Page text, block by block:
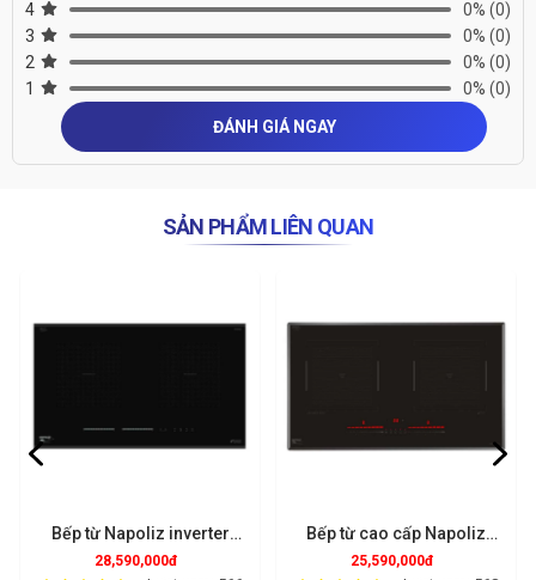
4
0% (0)
3
0% (0)
2
0% (0)
1
0% (0)
ĐÁNH GIÁ NGAY
SẢN PHẨM LIÊN QUAN
Bếp từ Napoliz inverter
ITC826EGO
28,590,000đ
Bếp từ cao cấp Napoliz
ITC866EGO
25,590,000đ